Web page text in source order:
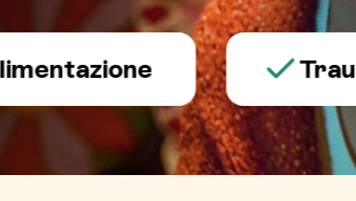
Trauma